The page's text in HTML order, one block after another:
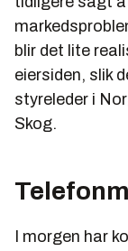
blir det lite
eiersiden, slik
styreleder i
Skog.
I morgen har